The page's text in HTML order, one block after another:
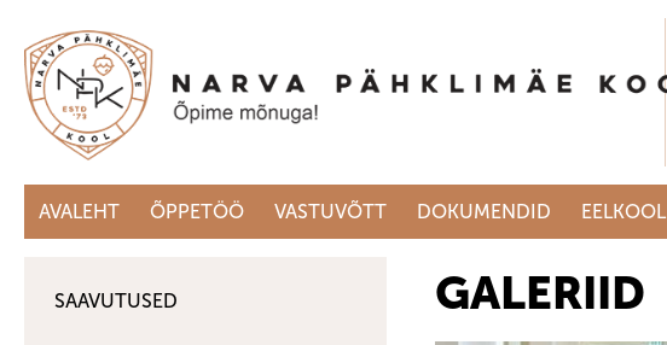
AVALEHT ÕPPETÖÖ VASTUVÕTT DOKUMENDID EELKOOL
SAAVUTUSED GALERIID